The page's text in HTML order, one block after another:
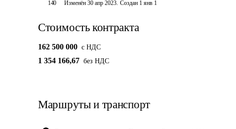
140 Изменён30 апр 2023. Создан 1 янв 1
Стоимость контракта
162 500 000 c НДС
1 354 166,67 без НДС
Маршруты и транспорт